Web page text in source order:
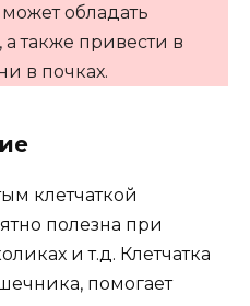
обладать
также привести в
в почках.
клетчаткой
полезна при
и т.д. Клетчатка
помогает